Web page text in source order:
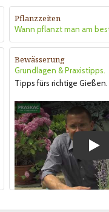
Pflanzzeiten
Wann pflanzt man am
Bewässerung
Grundlagen & Praxistipps.
Tipps fürs richtige Gießen.
Play